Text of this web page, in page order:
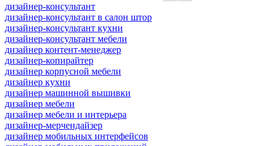
дизайнер-консультант
дизайнер-консультант в салон штор
дизайнер-консультант кухни
дизайнер-консультант мебели
дизайнер контент-менеджер
дизайнер-копирайтер
дизайнер корпусной мебели
дизайнер кухни
дизайнер машинной вышивки
дизайнер мебели
дизайнер мебели и интерьера
дизайнер-мерчендайзер
дизайнер мобильных интерфейсов